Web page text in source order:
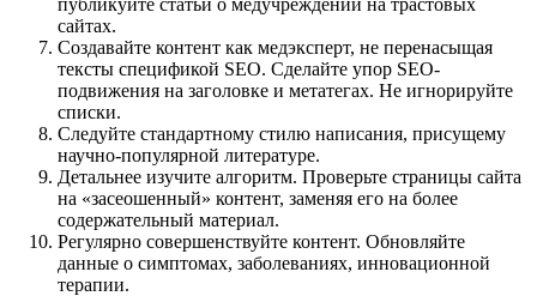
публикуйте статьи о медучреждении на трастовых
сайтах.
Создавайте контент как медэксперт, не перенасыщая
тексты спецификой SEO. Сделайте упор SEO-
подвижения на заголовке и метатегах. Не игнорируйте
списки.
Следуйте стандартному стилю написания, присущему
научно-популярной литературе.
Детальнее изучите алгоритм. Проверьте страницы сайта
на «засеошенный» контент, заменяя его на более
содержательный материал.
Регулярно совершенствуйте контент. Обновляйте
данные о симптомах, заболеваниях, инновационной
терапии.